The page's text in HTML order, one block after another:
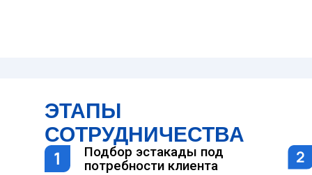
ЭТАПЫ
СОТРУДНИЧЕСТВА
Подбор эстакады под
потребности клиента